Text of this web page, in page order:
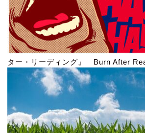
ター・リーディング』 Burn After